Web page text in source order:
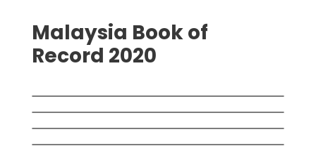
Malaysia Book of
Record 2020